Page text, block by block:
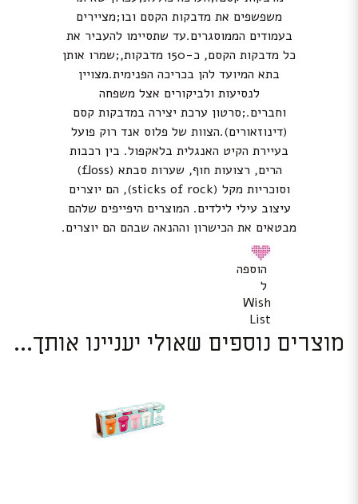
משפשפים את מדבקות הקסם ובו;מציירים
בעמודים הממוסגרים.עד שתסיימו להעביר את
כל מדבקות הקסם, כ-150 מדבקות,;שמרו אותן
בתא המיועד להן בכריכה הפנימית.מצויין
לנסיעות ולביקורים אצל משפחה
וחברים.;סרטון ערכת יצירה במדבקות קסם
(דינוזאורים).הצוות של פלוס אנד רוק פועל
בעיירת הקיט האנגלית בלאקפול. בין רכבות
הרים, רצועות חוף, שערות סבתא (floss)
וסוכריות מקל (sticks of rock), הם יוצרים
עיצוב עילי לילדים. המוצרים היפייפים שלהם
מבטאים את הכישרון וההנאה שבהם הם יוצרים.
הוספה
ל
Wish
List
מוצרים נוספים שאולי יעניינו אותך...